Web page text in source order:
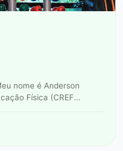
nome é Anderson
Física (CREF